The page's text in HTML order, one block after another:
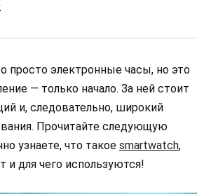
просто электронные часы, но это
— только начало. За ней стоит
и, следовательно, широкий
Прочитайте следующую
узнаете, что такое smartwatch,
и для чего используются!